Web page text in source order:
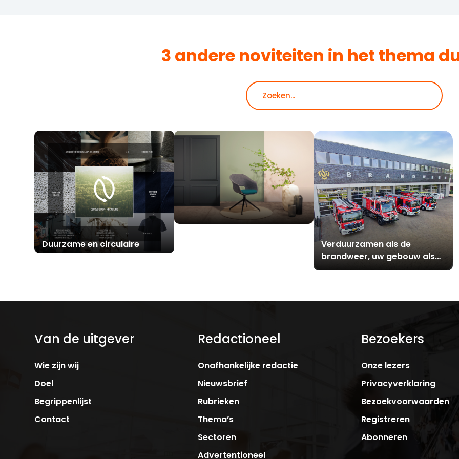
3 andere noviteiten in het thema
Duurzame en circulaire
werkkleding
Verduurzamen als de
brandweer, uw gebouw als
batterij
Van de uitgever
Wie zijn wij
Doel
Begrippenlijst
Contact
Redactioneel
Onafhankelijke redactie
Nieuwsbrief
Rubrieken
Thema’s
Sectoren
Advertentioneel
Bezoekers
Onze lezers
Privacyverklaring
Bezoekvoorwaarden
Registreren
Abonneren